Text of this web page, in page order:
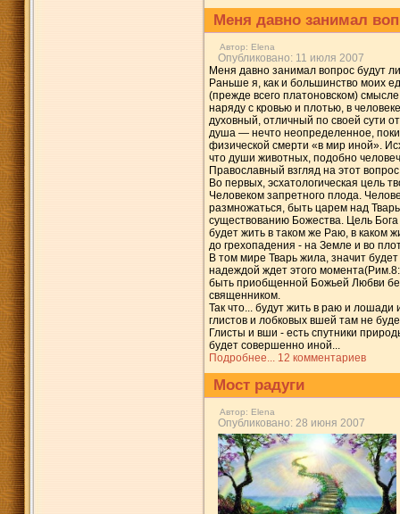
Меня давно занимал
Автор: Elena
Опубликовано: 11 июля 2007
Меня давно занимал вопрос будут
Раньше я, как и большинство моих
(прежде всего платоновском)
наряду с кровью и плотью, в
духовный, отличный по своей сути
душа — нечто неопределенное,
физической смерти «в мир иной».
что души животных, подобно
Православный взгляд на этот
Во первых, эсхатологическая цель
Человеком запретного плода.
размножаться, быть царем над
существованию Божества. Цель
будет жить в таком же Раю, в каком
до грехопадения - на Земле и во
В том мире Тварь жила, значит
надеждой ждет этого
быть приобщенной Божьей Любви
священником.
Так что... будут жить в раю и
глистов и лобковых вшей там не
Глисты и вши - есть спутники
будет совершенно иной...
Подробнее... 12 комментариев
Мост радуги
Автор: Elena
Опубликовано: 28 июня 2007